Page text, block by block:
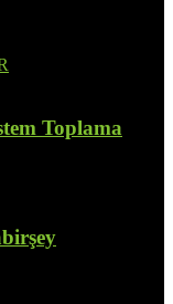
Toplama